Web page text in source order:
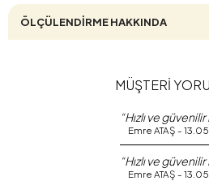
ÖLÇÜLENDİRME HAKKINDA
MÜŞTERİ
“Hızlı ve
Emre ATAŞ -
“Hızlı ve
Emre ATAŞ -